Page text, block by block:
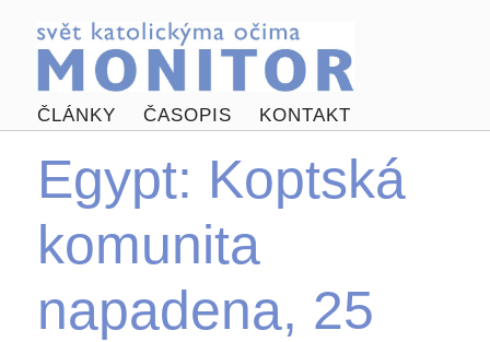
ČLÁNKY ČASOPIS KONTAKT
Egypt: Koptská
komunita
napadena, 25